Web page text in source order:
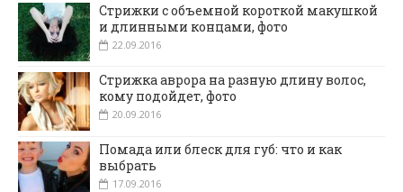
Стрижки с объемной короткой макушкой
и длинными концами, фото
22.09.2016
Стрижка аврора на разную длину волос,
кому подойдет, фото
20.09.2016
Помада или блеск для губ: что и как
выбрать
17.09.2016